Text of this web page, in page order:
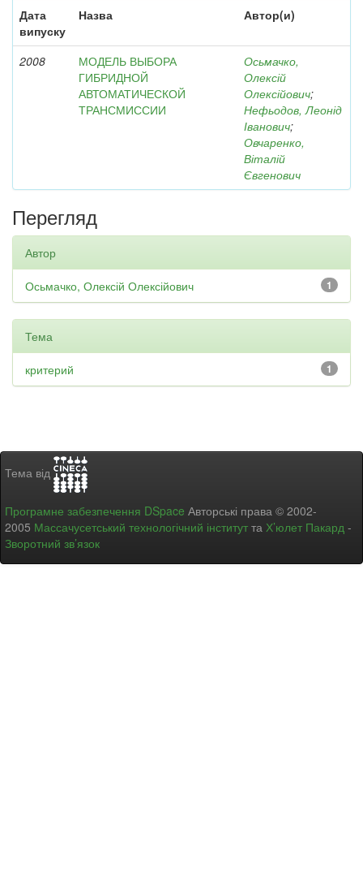
Дата
випуску
Назва Автор(и)
2008
МОДЕЛЬ ВЫБОРА
ГИБРИДНОЙ
АВТОМАТИЧЕСКОЙ
ТРАНСМИССИИ
Осьмачко,
Олексій
Олексійович;
Нефьодов, Леонід
Іванович;
Овчаренко,
Віталій
Євгенович
Перегляд
Автор
1
Осьмачко, Олексій Олексійович
Тема
1
критерий
Тема від
Програмне забезпечення DSpace Авторські права © 2002-
2005 Массачусетський технологічний інститут та Х’юлет Пакард -
Зворотний зв’язок